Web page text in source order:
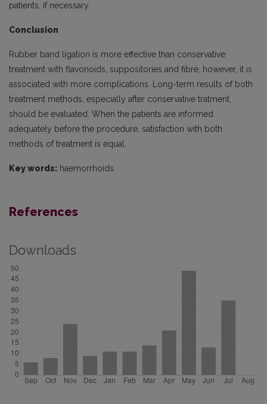
patients, if necessary.
Conclusion
Rubber band ligation is more effective than conservative
treatment with flavonoids, suppositories and fibre, however, it is
associated with more complications. Long-term results of both
treatment methods, especially after conservative tratment,
should be evaluated. When the patients are informed
adequately before the procedure, satisfaction with both
methods of treatment is equal.
Key words: haemorrhoids
References
Downloads